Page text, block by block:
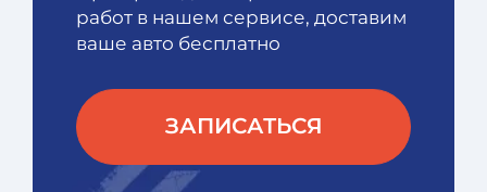
работ в нашем сервисе, доставим
ваше авто бесплатно
ЗАПИСАТЬСЯ